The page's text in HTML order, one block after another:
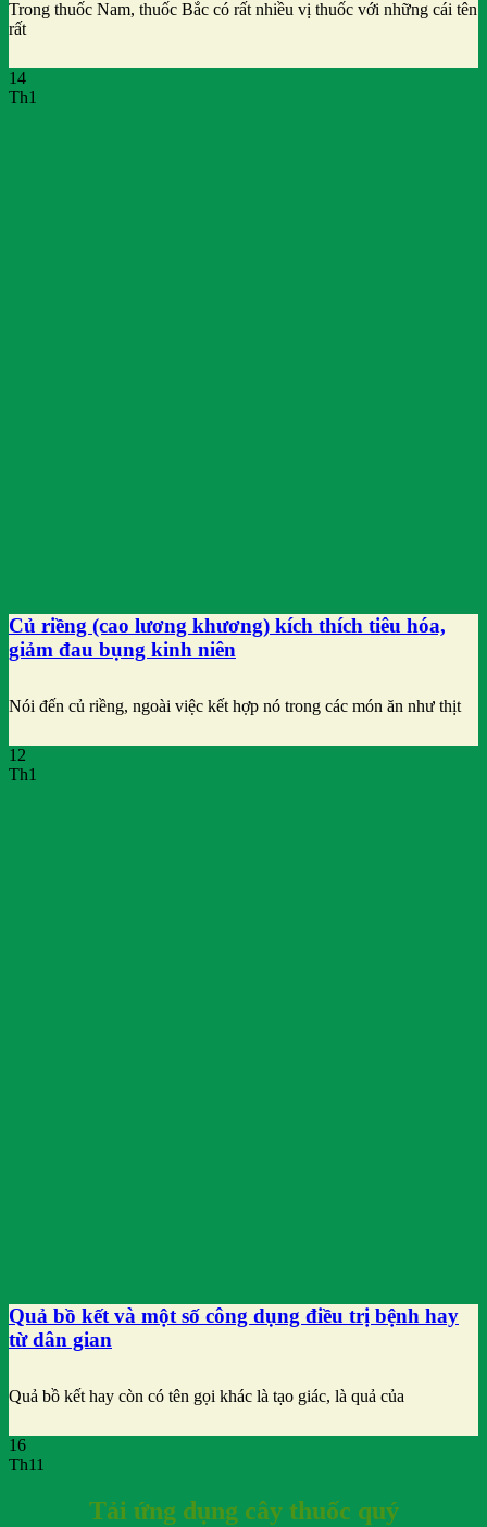
Trong thuốc Nam, thuốc Bắc có rất nhiều vị thuốc với những cái tên
rất
14
Th1
Củ riềng (cao lương khương) kích thích tiêu hóa,
giảm đau bụng kinh niên
Nói đến củ riềng, ngoài việc kết hợp nó trong các món ăn như thịt
12
Th1
Quả bồ kết và một số công dụng điều trị bệnh hay
từ dân gian
Quả bồ kết hay còn có tên gọi khác là tạo giác, là quả của
16
Th11
Tải ứng dụng cây thuốc quý